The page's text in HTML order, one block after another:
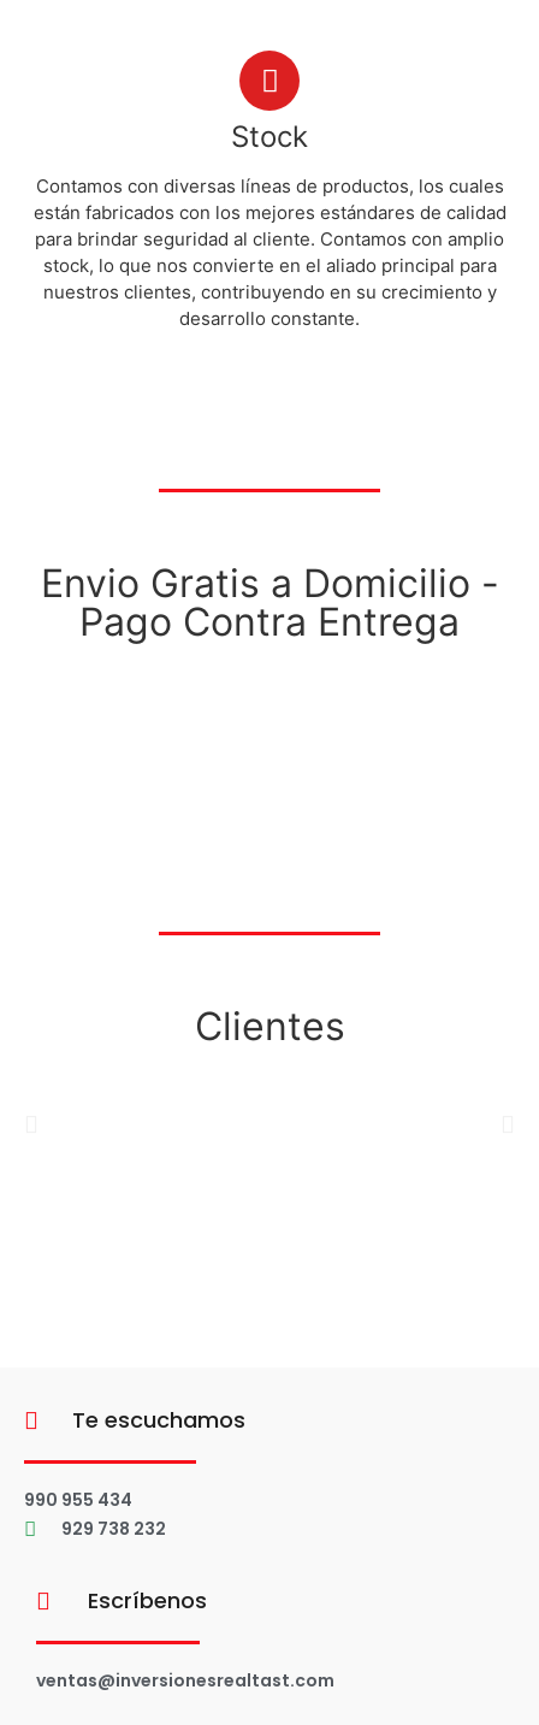
Stock
Contamos con diversas líneas de productos, los cuales
están fabricados con los mejores estándares de calidad
para brindar seguridad al cliente. Contamos con amplio
stock, lo que nos convierte en el aliado principal para
nuestros clientes, contribuyendo en su crecimiento y
desarrollo constante.
Envio Gratis a Domicilio -
Pago Contra Entrega
Clientes
Te escuchamos
990 955 434
929 738 232
Escríbenos
ventas@inversionesrealtast.com